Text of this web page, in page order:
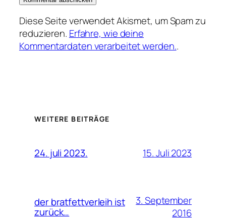
Diese Seite verwendet Akismet, um Spam zu
reduzieren. Erfahre, wie deine
Kommentardaten verarbeitet werden..
WEITERE BEITRÄGE
24. juli 2023. 15. Juli 2023
der bratfettverleih ist
zurück…
3. September
2016